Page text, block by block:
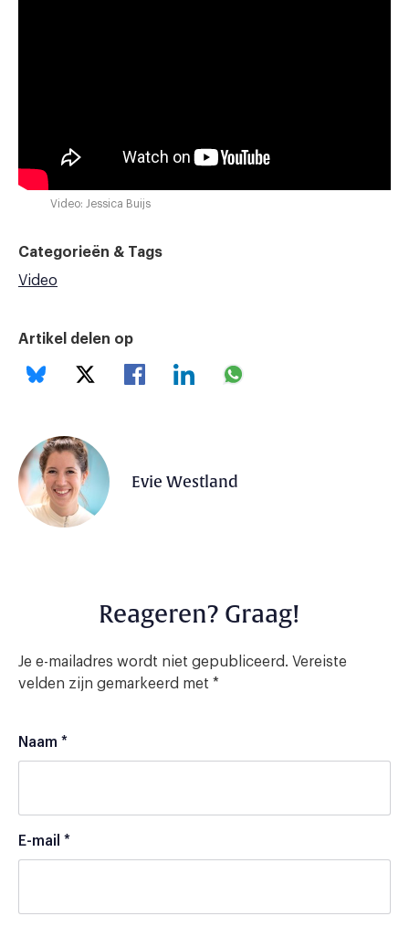
Video: Jessica Buijs
Categorieën & Tags
Video
Artikel delen op
Evie Westland
Reageren? Graag!
Je e-mailadres wordt niet gepubliceerd. Vereiste
velden zijn gemarkeerd met *
Naam *
E-mail *